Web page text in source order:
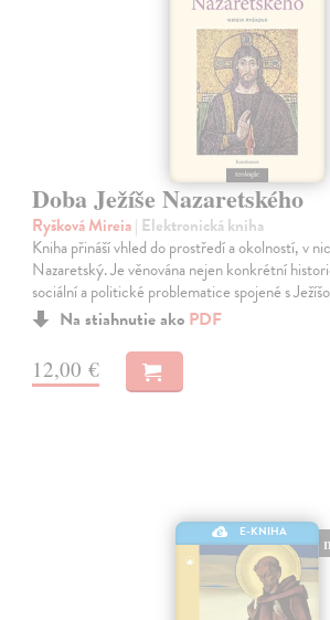
Doba Ježíše Nazaretského
Ryšková Mireia| Elektronická kniha
Kniha přináší vhled do prostředí a okolností, v
Nazaretský. Je věnována nejen konkrétní
sociální a politické problematice spojené s
Na stiahnutie ako PDF
12,00 €
E-KNIHA